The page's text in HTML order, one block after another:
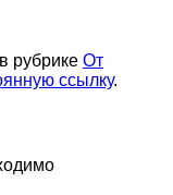
в рубрике От
ссылку.